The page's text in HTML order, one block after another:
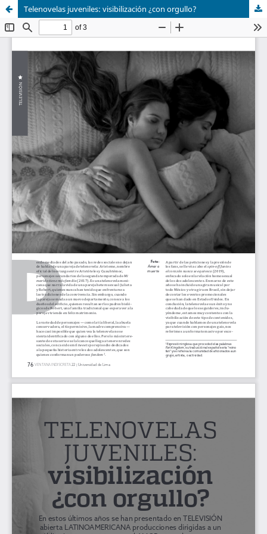
Telenovelas juveniles: visibilización ¿con orgullo?